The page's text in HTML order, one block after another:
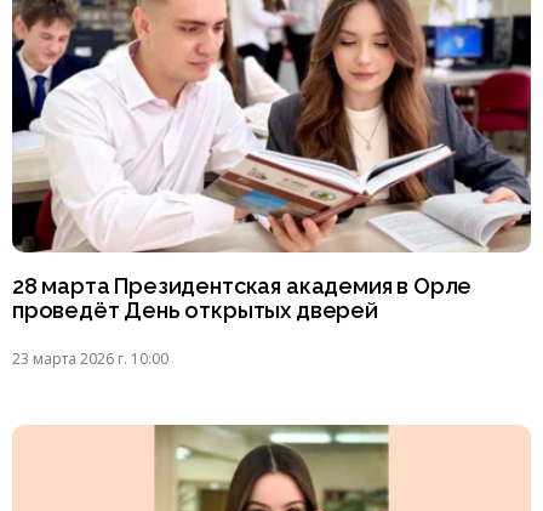
28 марта Президентская академия в Орле
проведёт День открытых дверей
23 марта 2026 г. 10:00